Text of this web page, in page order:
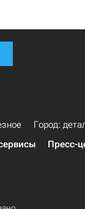
Город:
Пресс-